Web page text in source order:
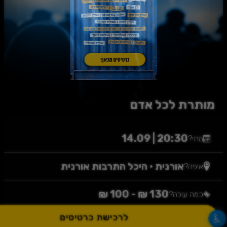
מותרת לכל אדם
מתי?20:30 | 14.09
איפה?אורנית • היכל התרבות אורנית
כמה עולה?130 ₪ - 100 ₪
לרכישת כרטיסים